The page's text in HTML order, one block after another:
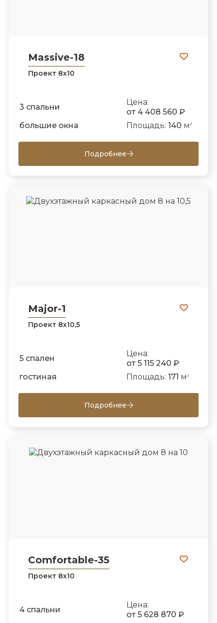
Massive-18
Проект 8х10
3 спальни
Цена:
от 4 408 560 ₽
большие окна
Площадь: 140 м 2
Подробнее
Major-1
Проект 8х10,5
5 спален
Цена:
от 5 115 240 ₽
гостиная
Площадь: 171 м 2
Подробнее
Comfortable-35
Проект 8х10
4 спальни
Цена:
от 5 628 870 ₽